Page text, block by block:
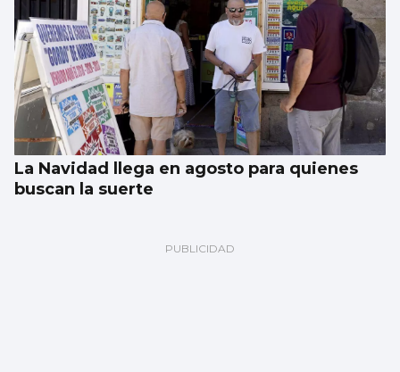
La Navidad llega en agosto para quienes
buscan la suerte